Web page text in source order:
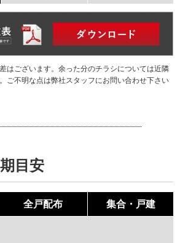
はございます。余った分のチラシについては近隣
ご不明な点は弊社スタッフにお問い合わせ下さい
目安
全戸配布 集合・戸建